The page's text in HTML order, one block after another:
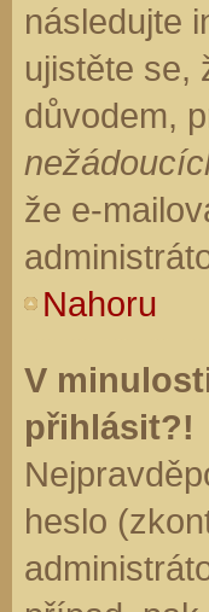
následujte
ujistěte se,
důvodem,
že e-
Nahoru
V
přihlásit?!
heslo